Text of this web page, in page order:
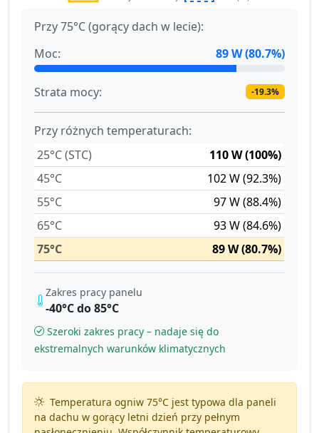
Przy 75°C (gorący dach w lecie):
Moc:
89 W (80.7%)
Strata mocy: -19.3%
Przy różnych temperaturach:
25°C (STC)
110 W (100%)
45°C
102 W (92.3%)
55°C
97 W (88.4%)
65°C
93 W (84.6%)
75°C
89 W (80.7%)
Zakres pracy panelu
-40°C do 85°C
Szeroki zakres pracy – nadaje się do
ekstremalnych warunków klimatycznych
Temperatura ogniw 75°C jest typowa dla paneli
na dachu w gorący letni dzień przy pełnym